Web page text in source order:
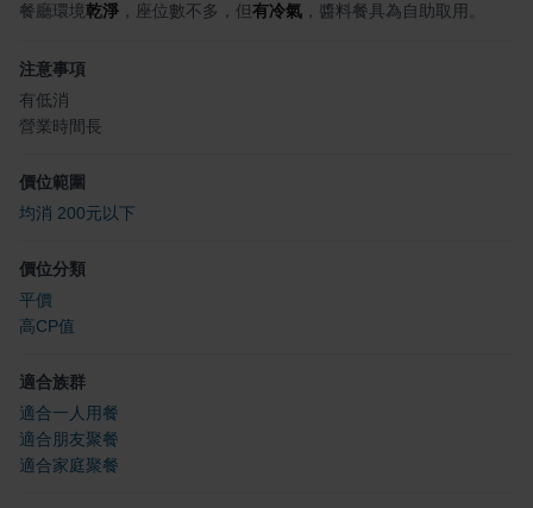
餐廳環境乾淨 ，座位數不多，但有冷氣 ，醬料餐具為自助取用。
注意事項
有低消
營業時間長
價位範圍
均消 200元以下
價位分類
平價
高CP值
適合族群
適合一人用餐
適合朋友聚餐
適合家庭聚餐